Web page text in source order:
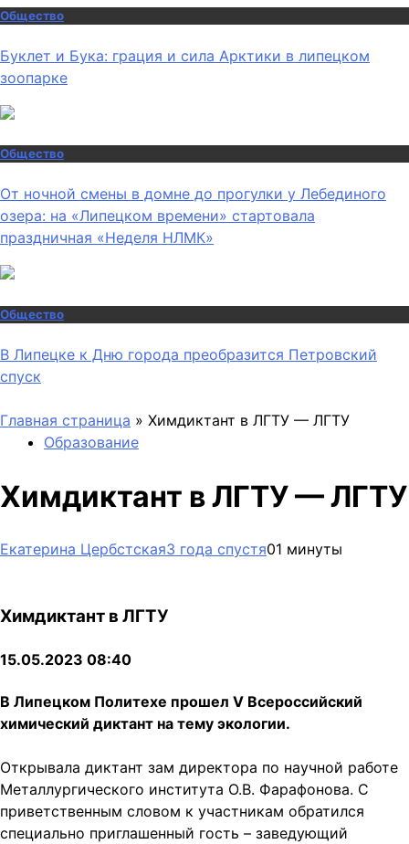
Общество
Буклет и Бука: грация и сила Арктики в липецком
зоопарке
Общество
От ночной смены в домне до прогулки у Лебединого
озера: на «Липецком времени» стартовала
праздничная «Неделя НЛМК»
Общество
В Липецке к Дню города преобразится Петровский
спуск
Главная страница » Химдиктант в ЛГТУ — ЛГТУ
Образование
Химдиктант в ЛГТУ — ЛГТУ
Екатерина Цербстская3 года спустя01 минуты
Химдиктант в ЛГТУ
15.05.2023 08:40
В Липецком Политехе прошел V Всероссийский
химический диктант на тему экологии.
Открывала диктант зам директора по научной работе
Металлургического института О.В. Фарафонова. С
приветственным словом к участникам обратился
специально приглашенный гость – заведующий